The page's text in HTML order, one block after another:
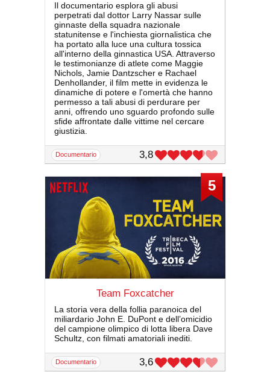
Il documentario esplora gli abusi
perpetrati dal dottor Larry Nassar sulle
ginnaste della squadra nazionale
statunitense e l'inchiesta giornalistica che
ha portato alla luce una cultura tossica
all'interno della ginnastica USA. Attraverso
le testimonianze di atlete come Maggie
Nichols, Jamie Dantzscher e Rachael
Denhollander, il film mette in evidenza le
dinamiche di potere e l'omertà che hanno
permesso a tali abusi di perdurare per
anni, offrendo uno sguardo profondo sulle
sfide affrontate dalle vittime nel cercare
giustizia.
documentario 3,8
5
Team Foxcatcher
La storia vera della follia paranoica del
miliardario John E. DuPont e dell’omicidio
del campione olimpico di lotta libera Dave
Schultz, con filmati amatoriali inediti.
documentario 3,6